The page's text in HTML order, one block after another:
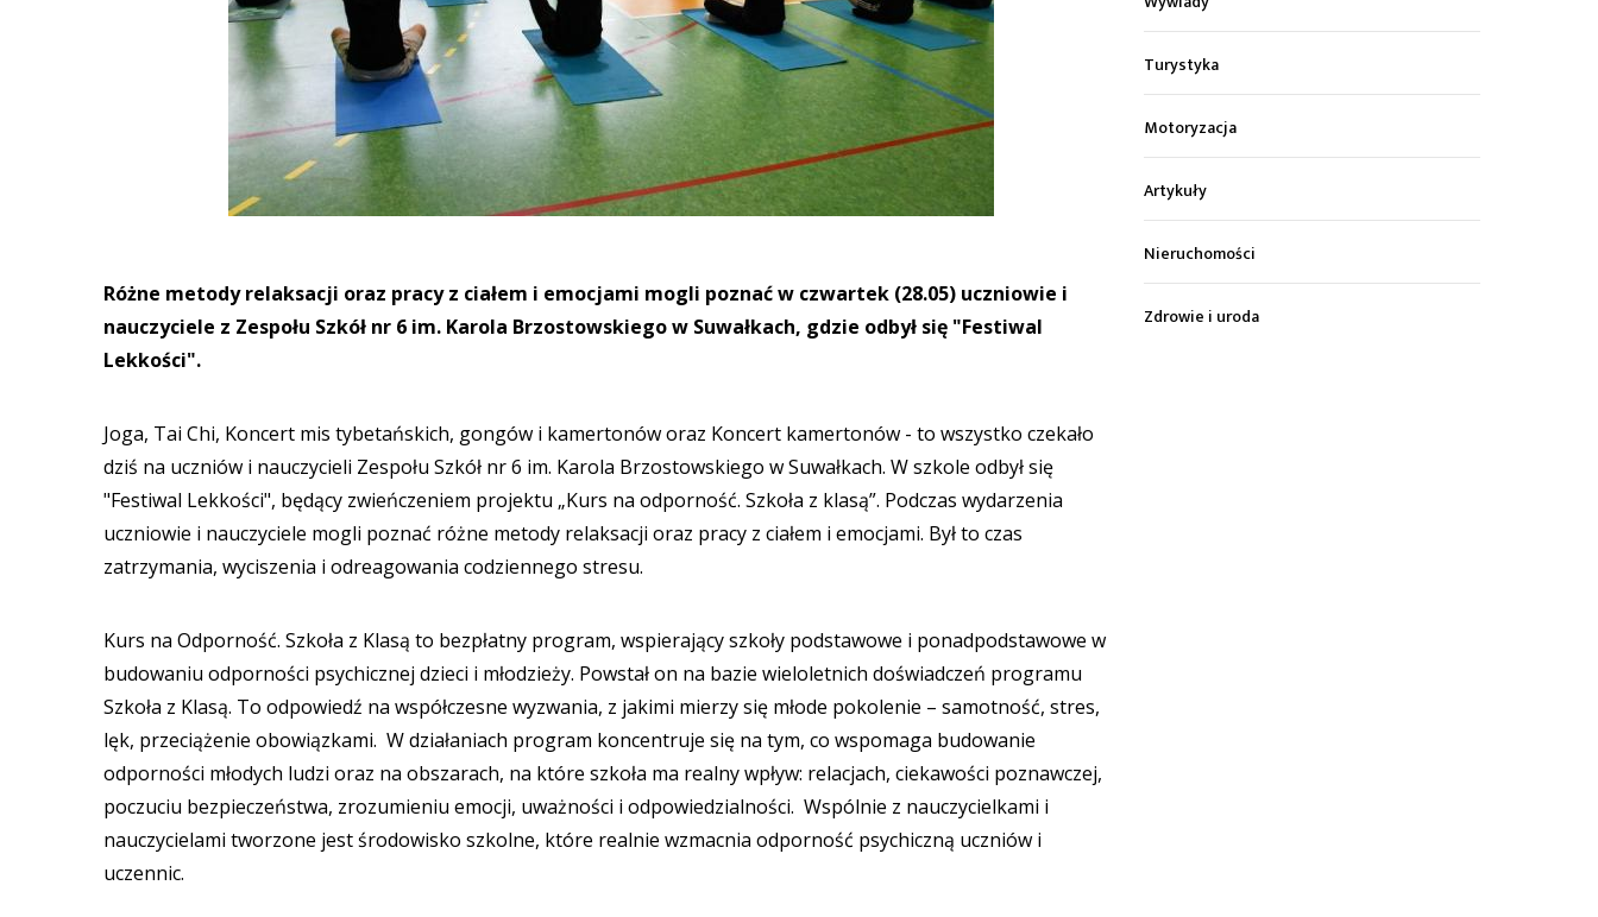
Różne metody relaksacji oraz pracy z ciałem i emocjami mogli poznać w czwartek (28.05) uczniowie i
nauczyciele z Zespołu Szkół nr 6 im. Karola Brzostowskiego w Suwałkach, gdzie odbył się "Festiwal
Lekkości".
Joga, Tai Chi, Koncert mis tybetańskich, gongów i kamertonów oraz Koncert kamertonów - to wszystko czekało
dziś na uczniów i nauczycieli Zespołu Szkół nr 6 im. Karola Brzostowskiego w Suwałkach. W szkole odbył się
"Festiwal Lekkości", będący zwieńczeniem projektu „Kurs na odporność. Szkoła z klasą”. Podczas wydarzenia
uczniowie i nauczyciele mogli poznać różne metody relaksacji oraz pracy z ciałem i emocjami. Był to czas
zatrzymania, wyciszenia i odreagowania codziennego stresu.
Kurs na Odporność. Szkoła z Klasą to bezpłatny program, wspierający szkoły podstawowe i ponadpodstawowe w
budowaniu odporności psychicznej dzieci i młodzieży. Powstał on na bazie wieloletnich doświadczeń programu
Szkoła z Klasą. To odpowiedź na współczesne wyzwania, z jakimi mierzy się młode pokolenie – samotność, stres,
lęk, przeciążenie obowiązkami. W działaniach program koncentruje się na tym, co wspomaga budowanie
odporności młodych ludzi oraz na obszarach, na które szkoła ma realny wpływ: relacjach, ciekawości poznawczej,
poczuciu bezpieczeństwa, zrozumieniu emocji, uważności i odpowiedzialności. Wspólnie z nauczycielkami i
nauczycielami tworzone jest środowisko szkolne, które realnie wzmacnia odporność psychiczną uczniów i
uczennic.
Turystyka
Motoryzacja
Artykuły
Nieruchomości
Zdrowie i uroda